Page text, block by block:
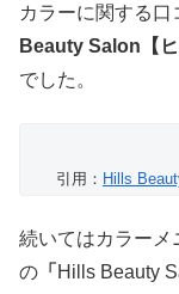
カラーに関する口
Beauty Salon【
でした。
引用： Hills
続いてはカラーメ
の 「 Hills Beauty